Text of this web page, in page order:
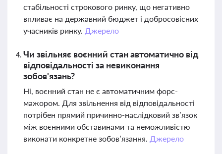
стабільності строкового ринку, що негативно
впливає на державний бюджет і добросовісних
учасників ринку. Джерело
Чи звільняє воєнний стан автоматично від
відповідальності за невиконання
зобов'язань?
Ні, воєнний стан не є автоматичним форс-
мажором. Для звільнення від відповідальності
потрібен прямий причинно-наслідковий зв’язок
між воєнними обставинами та неможливістю
виконати конкретне зобов’язання. Джерело